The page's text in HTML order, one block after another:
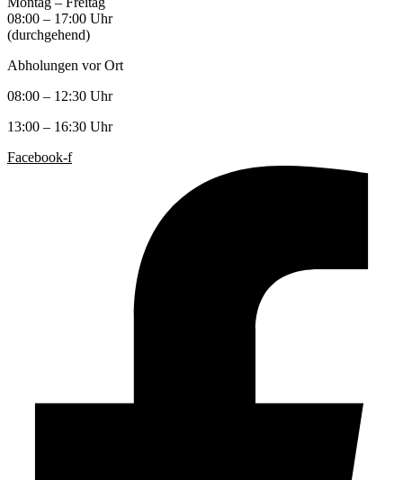
08:00 – 17:00 Uhr
(durchgehend)
Abholungen vor Ort
08:00 – 12:30 Uhr
13:00 – 16:30 Uhr
Facebook-f